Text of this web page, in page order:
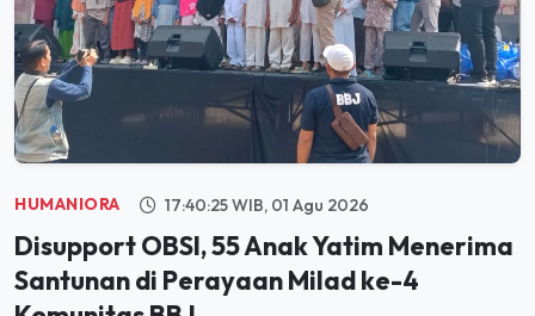
HUMANIORA 17:40:25 WIB, 01 Agu 2026
Disupport OBSI, 55 Anak Yatim Menerima
Santunan di Perayaan Milad ke-4